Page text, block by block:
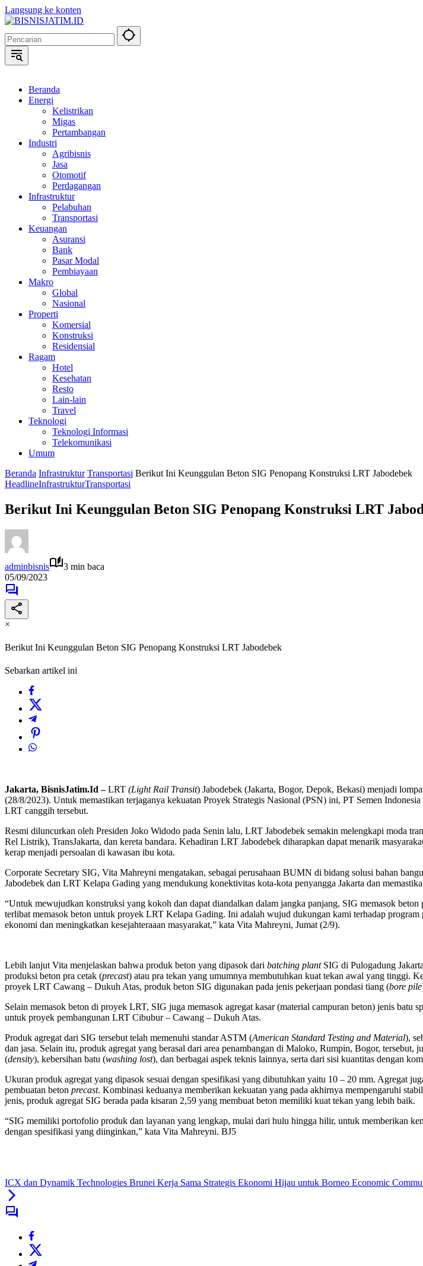
Langsung ke konten
Beranda
Energi
Kelistrikan
Migas
Pertambangan
Industri
Agribisnis
Jasa
Otomotif
Perdagangan
Infrastruktur
Pelabuhan
Transportasi
Keuangan
Asuransi
Bank
Pasar Modal
Pembiayaan
Makro
Global
Nasional
Properti
Komersial
Konstruksi
Residensial
Ragam
Hotel
Kesehatan
Resto
Lain-lain
Travel
Teknologi
Teknologi Informasi
Telekomunikasi
Umum
Beranda Infrastruktur Transportasi Berikut Ini Keunggulan Beton SIG Penopang Konstruksi LRT Jabodebek
HeadlineInfrastrukturTransportasi
Berikut Ini Keunggulan Beton SIG Penopang Konstruksi LRT
adminbisnis
3 min baca
05/09/2023
×
Berikut Ini Keunggulan Beton SIG Penopang Konstruksi LRT Jabodebek
Sebarkan artikel ini
Jakarta, BisnisJatim.Id –LRT (Light Rail Transit) Jabodebek (Jakarta, Bogor, Depok, Bekasi) menjadi
(28/8/2023). Untuk memastikan terjaganya kekuatan Proyek Strategis Nasional (PSN) ini, PT Semen
LRT canggih tersebut.
Resmi diluncurkan oleh Presiden Joko Widodo pada Senin lalu, LRT Jabodebek semakin melengkapi moda
Rel Listrik), TransJakarta, dan kereta bandara. Kehadiran LRT Jabodebek diharapkan dapat menarik
kerap menjadi persoalan di kawasan ibu kota.
Corporate Secretary SIG, Vita Mahreyni mengatakan, sebagai perusahaan BUMN di bidang solusi bahan
Jabodebek dan LRT Kelapa Gading yang mendukung konektivitas kota-kota penyangga Jakarta dan
“Untuk mewujudkan konstruksi yang kokoh dan dapat diandalkan dalam jangka panjang, SIG memasok
terlibat memasok beton untuk proyek LRT Kelapa Gading. Ini adalah wujud dukungan kami terhadap
ekonomi dan meningkatkan kesejahteraaan masyarakat,” kata Vita Mahreyni, Jumat (2/9).
Lebih lanjut Vita menjelaskan bahwa produk beton yang dipasok dari batching plantSIG di Pulogadung
produksi beton pra cetak (precast) atau pra tekan yang umumnya membutuhkan kuat tekan awal yang tinggi.
proyek LRT Cawang – Dukuh Atas, produk beton SIG digunakan pada jenis pekerjaan pondasi tiang (bore pile
Selain memasok beton di proyek LRT, SIG juga memasok agregat kasar (material campuran beton) jenis
untuk proyek pembangunan LRT Cibubur – Cawang – Dukuh Atas.
Produk agregat dari SIG tersebut telah memenuhi standar ASTM (American Standard Testing and Material),
dan jasa. Selain itu, produk agregat yang berasal dari area penambangan di Maloko, Rumpin, Bogor,
(density), kebersihan batu (washing lost), dan berbagai aspek teknis lainnya, serta dari sisi kuantitas dengan
Ukuran produk agregat yang dipasok sesuai dengan spesifikasi yang dibutuhkan yaitu 10 – 20 mm. Agregat
pembuatan beton precast. Kombinasi keduanya memberikan kekuatan yang pada akhirnya mempengaruhi
jenis, produk agregat SIG berada pada kisaran 2,59 yang membuat beton memiliki kuat tekan yang lebih baik.
“SIG memiliki portofolio produk dan layanan yang lengkap, mulai dari hulu hingga hilir, untuk memberikan
dengan spesifikasi yang diinginkan,” kata Vita Mahreyni. BJ5
ICX dan Dynamik Technologies Brunei Kerja Sama Strategis Ekonomi Hijau untuk Borneo Economic